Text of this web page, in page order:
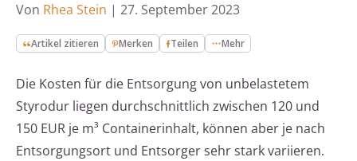
Von Rhea Stein | 27. September 2023
Artikel zitieren Merken Teilen Mehr
Die Kosten für die Entsorgung von unbelastetem
Styrodur liegen durchschnittlich zwischen 120 und
150 EUR je m³ Containerinhalt, können aber je nach
Entsorgungsort und Entsorger sehr stark variieren.